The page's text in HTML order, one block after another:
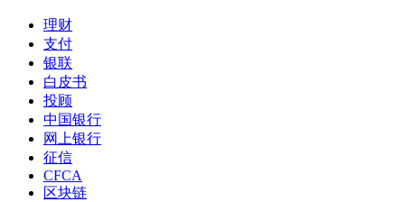
理财
支付
银联
白皮书
投顾
中国银行
网上银行
征信
CFCA
区块链